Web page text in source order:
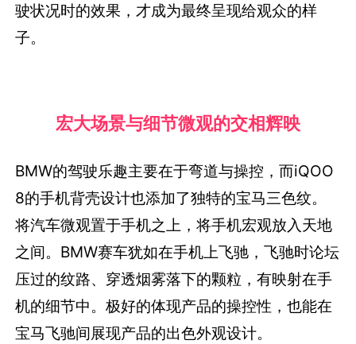
驶状况时的效果，才成为最终呈现给观众的样
子。
宏大场景与细节微观的交相辉映
BMW的驾驶乐趣主要在于弯道与操控，而iQOO
8的手机背壳设计也添加了独特的宝马三色纹。
将汽车微观置于手机之上，将手机宏观放入天地
之间。BMW赛车犹如在手机上飞驰，飞驰时论坛
压过的纹路、穿透烟雾落下的颗粒，有映射在手
机的细节中。极好的体现产品的操控性，也能在
宝马飞驰间展现产品的出色外观设计。